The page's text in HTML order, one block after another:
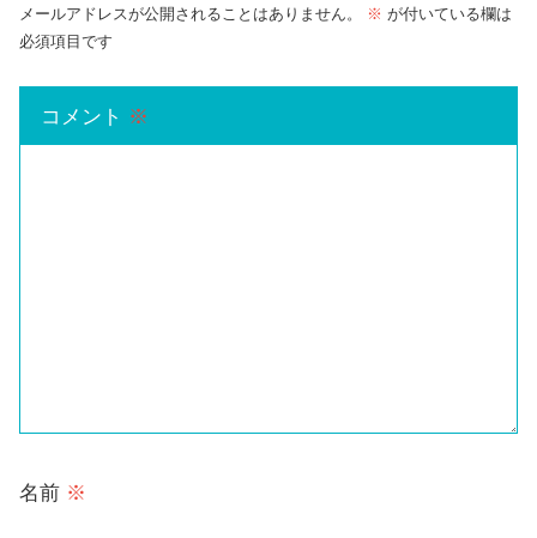
メールアドレスが公開されることはありません。 ※ が付いている欄は
必須項目です
コメント ※
名前 ※